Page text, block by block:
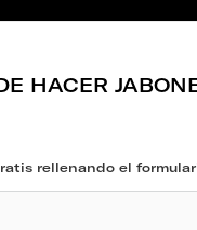
HACER
rellenando el